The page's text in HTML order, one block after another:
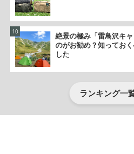
絶景の極み「雷鳥沢キ
のがお勧め？知ってお
した
ランキング一